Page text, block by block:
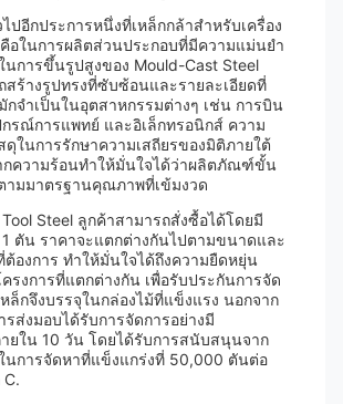
ปอีกประการหนึ่งที่เหล็กกล้าสำหรับเครื่อง
อในการผลิตส่วนประกอบที่มีความแม่นยำ
นการขึ้นรูปสูงของ Mould-Cast Steel
สร้างรูปทรงที่ซับซ้อนและรายละเอียดที่
จำเป็นในอุตสาหกรรมต่างๆ เช่น การบิน
รณ์การแพทย์ และอิเล็กทรอนิกส์ ความ
ดุในการรักษาความเสถียรของมิติภายใต้
กความร้อนทำให้มั่นใจได้ว่าผลิตภัณฑ์ขั้น
ามมาตรฐานคุณภาพที่เข้มงวด
Steel ลูกค้าสามารถสั่งซื้อได้โดยมี
ตัน ราคาจะแตกต่างกันไปตามขนาดและ
ต้องการ ทำให้มั่นใจได้ถึงความยืดหยุ่น
รงการที่แตกต่างกัน เพื่อรับประกันการจัด
ล็กจึงบรรจุในกล่องไม้ที่แข็งแรง นอกจาก
รส่งมอบได้รับการจัดการอย่างมี
ยใน 10 วัน โดยได้รับการสนับสนุนจาก
นการจัดหาที่แข็งแกร่งที่ 50,000 ตันต่อ